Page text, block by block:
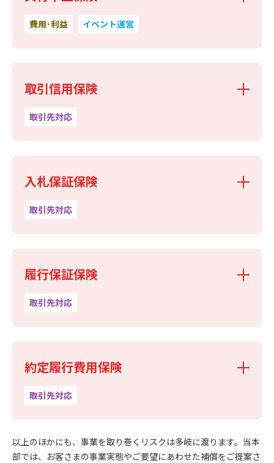
費用･利益 イベント運営
取引信用保険
取引先対応
入札保証保険
取引先対応
履行保証保険
取引先対応
約定履行費用保険
取引先対応
以上のほかにも、事業を取り巻くリスクは多岐に渡ります。当本
部では、お客さまの事業実態やご要望にあわせた補償をご提案さ